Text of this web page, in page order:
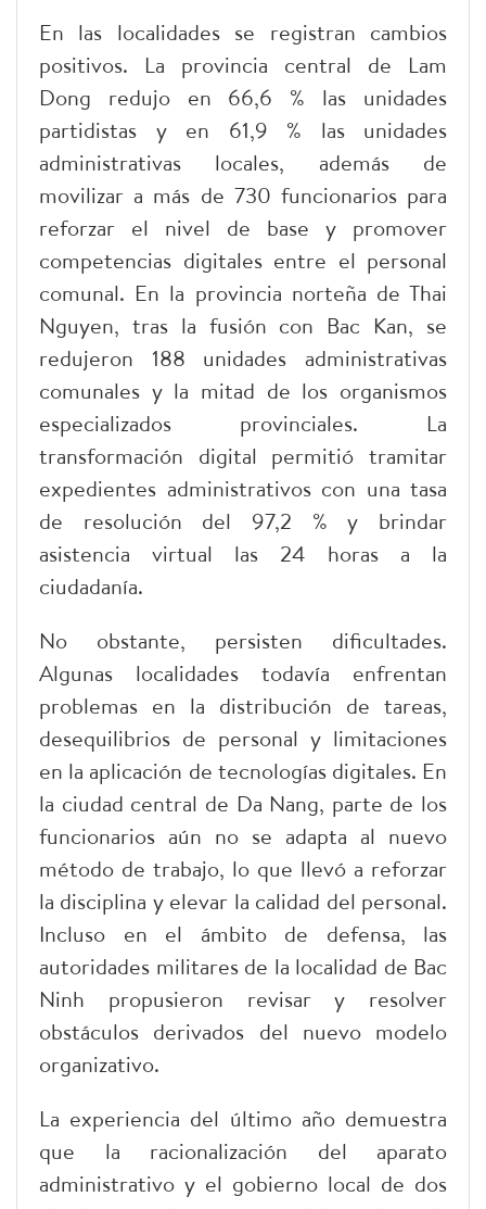
En las localidades se registran cambios
positivos. La provincia central de Lam
Dong redujo en 66,6 % las unidades
partidistas y en 61,9 % las unidades
administrativas locales, además de
movilizar a más de 730 funcionarios para
reforzar el nivel de base y promover
competencias digitales entre el personal
comunal. En la provincia norteña de Thai
Nguyen, tras la fusión con Bac Kan, se
redujeron 188 unidades administrativas
comunales y la mitad de los organismos
especializados provinciales. La
transformación digital permitió tramitar
expedientes administrativos con una tasa
de resolución del 97,2 % y brindar
asistencia virtual las 24 horas a la
ciudadanía.
No obstante, persisten dificultades.
Algunas localidades todavía enfrentan
problemas en la distribución de tareas,
desequilibrios de personal y limitaciones
en la aplicación de tecnologías digitales. En
la ciudad central de Da Nang, parte de los
funcionarios aún no se adapta al nuevo
método de trabajo, lo que llevó a reforzar
la disciplina y elevar la calidad del personal.
Incluso en el ámbito de defensa, las
autoridades militares de la localidad de Bac
Ninh propusieron revisar y resolver
obstáculos derivados del nuevo modelo
organizativo.
La experiencia del último año demuestra
que la racionalización del aparato
administrativo y el gobierno local de dos